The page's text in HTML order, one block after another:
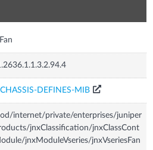
DEFINES-MIB
internet/private/enterprises/juniper
jnxClassification/jnxClassCont
jnxModuleVseries/jnxVseriesFan